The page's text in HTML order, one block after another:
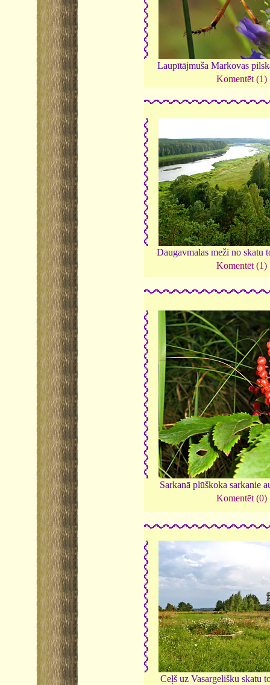
Laupītājmuša Markovas
Komentēt (1)
Daugavmalas meži no skatu
Komentēt (1)
Sarkanā plūškoka sarkanie
Komentēt (0)
Ceļš uz Vasargelišku skatu